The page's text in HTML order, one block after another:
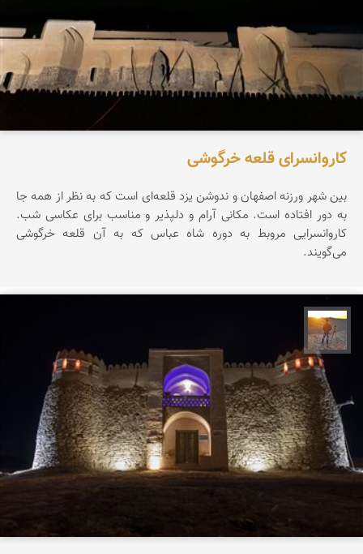
کاروانسرای قلعه خرگوشی
بین شهر ورزنه اصفهان و ندوشن یزد قلعه‌ای است که به نظر از همه جا
به دور افتاده است. مکانی آرام و دلپذیر و مناسب برای عکاسی شب.
کاروانسرایی مروبط به دوره شاه عباس که به آن قلعه خرگوشی
می‌گویند.